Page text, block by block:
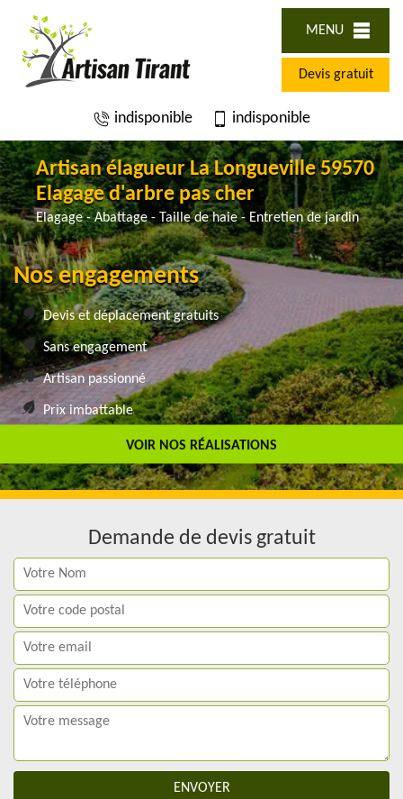
MENU
Devis gratuit
indisponible indisponible
Artisan élagueur La Longueville 59570
Elagage d'arbre pas cher
Elagage - Abattage - Taille de haie - Entretien de jardin
VOIR NOS RÉALISATIONS
Nos engagements
Devis et déplacement gratuits
Sans engagement
Artisan passionné
Prix imbattable
Travail de qualité
Demande de devis gratuit